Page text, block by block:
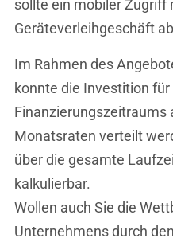
sollte ein mobiler Zugriff
Geräteverleihgeschäft
Im Rahmen des
konnte die Investition
Finanzierungszeitraums
Monatsraten verteilt
über die gesamte
kalkulierbar.
Wollen auch Sie die
Unternehmens durch